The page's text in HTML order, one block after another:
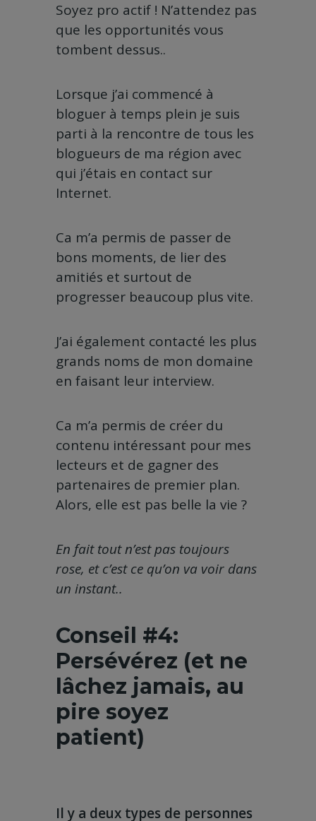
Soyez pro actif ! N’attendez pas
que les opportunités vous
tombent dessus..
Lorsque j’ai commencé à
bloguer à temps plein je suis
parti à la rencontre de tous les
blogueurs de ma région avec
qui j’étais en contact sur
Internet.
Ca m’a permis de passer de
bons moments, de lier des
amitiés et surtout de
progresser beaucoup plus vite.
J’ai également contacté les plus
grands noms de mon domaine
en faisant leur interview.
Ca m’a permis de créer du
contenu intéressant pour mes
lecteurs et de gagner des
partenaires de premier plan.
Alors, elle est pas belle la vie ?
En fait tout n’est pas toujours
rose, et c’est ce qu’on va voir dans
un instant..
Conseil #4:
Persévérez (et ne
lâchez jamais, au
pire soyez
patient)
Il y a deux types de personnes